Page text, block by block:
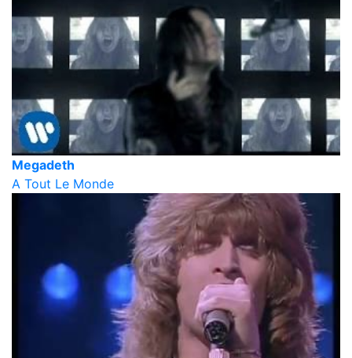
Megadeth
A Tout Le Monde